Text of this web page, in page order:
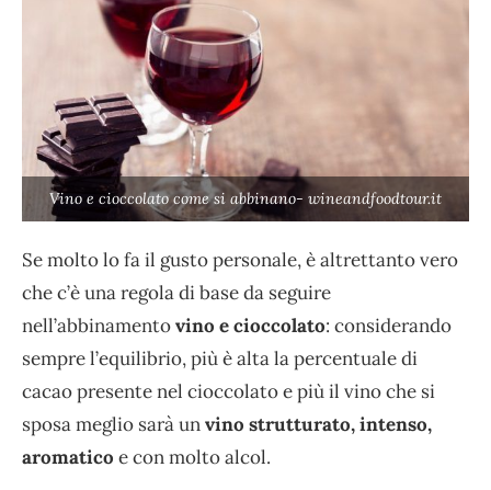
Vino e cioccolato come si abbinano- wineandfoodtour.it
Se molto lo fa il gusto personale, è altrettanto vero
che c’è una regola di base da seguire
nell’abbinamentovino e cioccolato: considerando
sempre l’equilibrio, più è alta la percentuale di
cacao presente nel cioccolato e più il vino che si
sposa meglio sarà unvino strutturato, intenso,
aromatico e con molto alcol.